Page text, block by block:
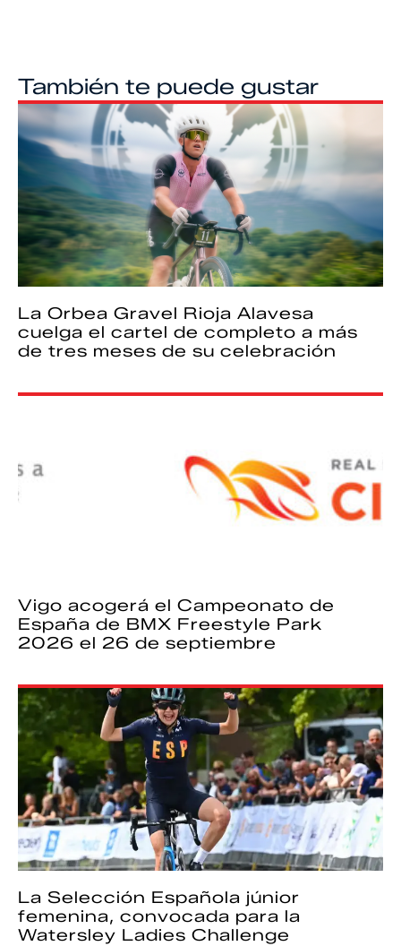
También te puede gustar
La Orbea Gravel Rioja Alavesa
cuelga el cartel de completo a más
de tres meses de su celebración
Vigo acogerá el Campeonato de
España de BMX Freestyle Park
2026 el 26 de septiembre
La Selección Española júnior
femenina, convocada para la
Watersley Ladies Challenge